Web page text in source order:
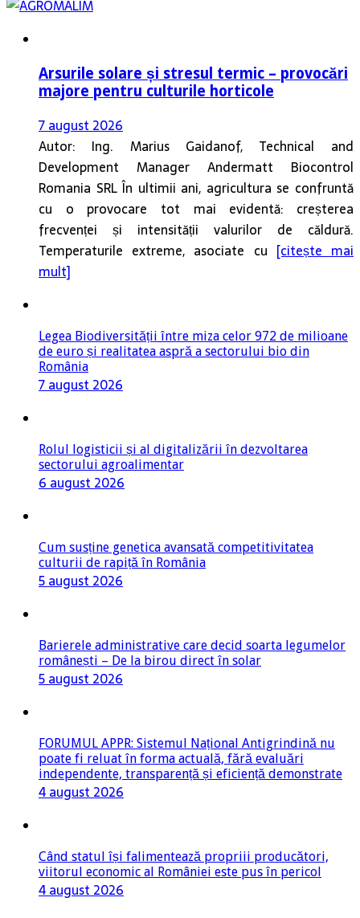
Arsurile solare și stresul termic – provocări
majore pentru culturile horticole
7 august 2026
Autor: Ing. Marius Gaidanof, Technical and
Development Manager Andermatt Biocontrol
Romania SRL În ultimii ani, agricultura se confruntă
cu o provocare tot mai evidentă: creșterea
frecvenței și intensității valurilor de căldură.
Temperaturile extreme, asociate cu [citește mai
mult]
Legea Biodiversității între miza celor 972 de milioane
de euro și realitatea aspră a sectorului bio din
România
7 august 2026
Rolul logisticii și al digitalizării în dezvoltarea
sectorului agroalimentar
6 august 2026
Cum susține genetica avansată competitivitatea
culturii de rapiță în România
5 august 2026
Barierele administrative care decid soarta legumelor
românești – De la birou direct în solar
5 august 2026
FORUMUL APPR: Sistemul Național Antigrindină nu
poate fi reluat în forma actuală, fără evaluări
independente, transparență și eficiență demonstrate
4 august 2026
Când statul își falimentează propriii producători,
viitorul economic al României este pus în pericol
4 august 2026